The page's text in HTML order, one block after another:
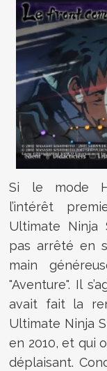
Si le mode
l’intérêt
Ultimate Ninja
pas arrêté en
main
"Aventure". Il
avait fait la
Ultimate Ninja
en 2010, et qui
déplaisant.